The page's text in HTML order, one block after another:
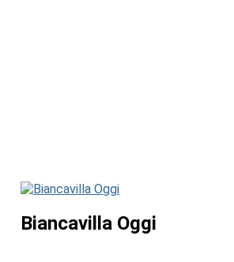
Biancavilla Oggi